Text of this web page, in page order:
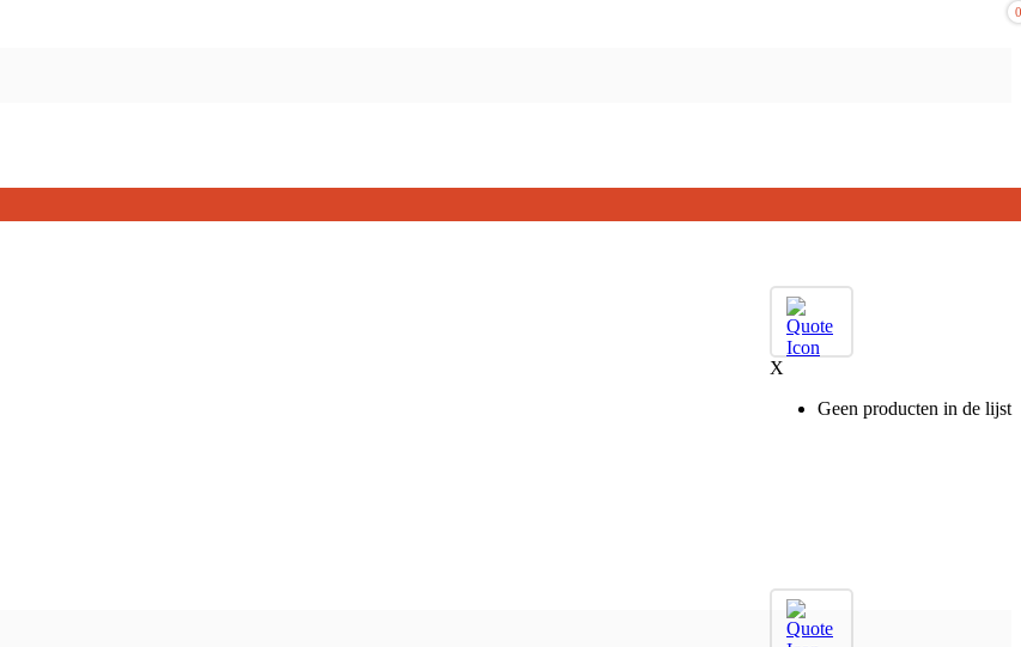
0
X
Geen producten in de lijst
0